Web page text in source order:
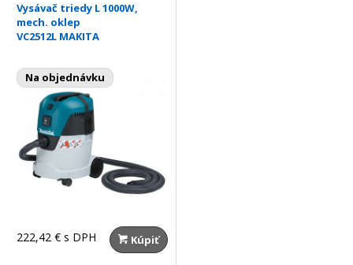
Vysávač triedy L 1000W,
mech. oklep
VC2512L MAKITA
Na objednávku
222,42 €s DPH Kúpiť